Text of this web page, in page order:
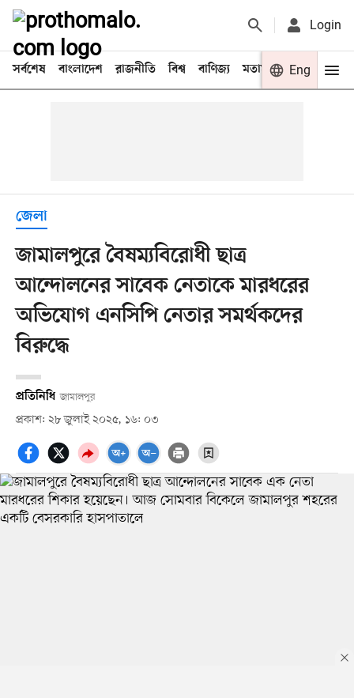
Login
সর্বশেষ বাংলাদেশ রাজনীতি বিশ্ব বাণিজ্য মতামত খেলা
Eng
জেলা
জামালপুরে বৈষম্যবিরোধী ছাত্র
আন্দোলনের সাবেক নেতাকে মারধরের
অভিযোগ এনসিপি নেতার সমর্থকদের
বিরুদ্ধে
প্রতিনিধি জামালপুর
প্রকাশ: ২৮ জুলাই ২০২৫, ১৬: ০৩